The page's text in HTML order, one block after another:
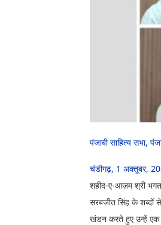
पंजाबी साहित्य सभा,
चंडीगढ़, 1 अक्तूबर,
शहीद-ए-आज़म श्री भगत
सरबजीत सिंह के शब्दों
खंडन करते हुए उन्हें एक